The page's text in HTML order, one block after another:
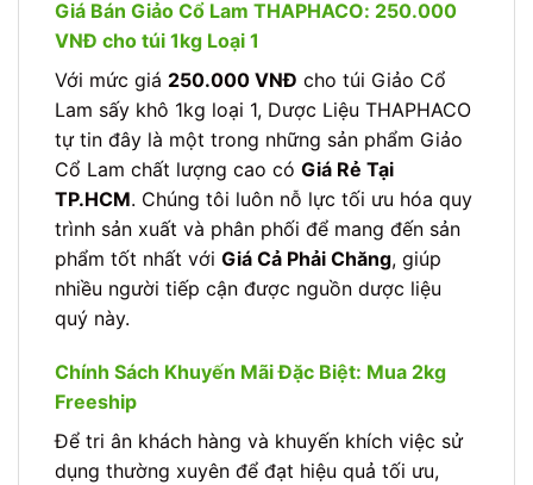
Giá Bán Giảo Cổ Lam THAPHACO: 250.000
VNĐ cho túi 1kg Loại 1
Với mức giá 250.000 VNĐ cho túi Giảo Cổ
Lam sấy khô 1kg loại 1, Dược Liệu THAPHACO
tự tin đây là một trong những sản phẩm Giảo
Cổ Lam chất lượng cao có Giá Rẻ Tại
TP.HCM. Chúng tôi luôn nỗ lực tối ưu hóa quy
trình sản xuất và phân phối để mang đến sản
phẩm tốt nhất với Giá Cả Phải Chăng, giúp
nhiều người tiếp cận được nguồn dược liệu
quý này.
Chính Sách Khuyến Mãi Đặc Biệt: Mua 2kg
Freeship
Để tri ân khách hàng và khuyến khích việc sử
dụng thường xuyên để đạt hiệu quả tối ưu,